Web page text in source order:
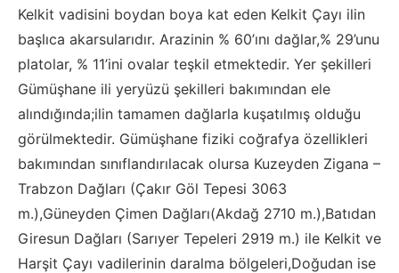
Kelkit vadisini boydan boya kat eden Kelkit Çayı ilin
başlıca akarsularıdır. Arazinin % 60’ını dağlar,% 29’unu
platolar, % 11’ini ovalar teşkil etmektedir. Yer şekilleri
Gümüşhane ili yeryüzü şekilleri bakımından ele
alındığında;ilin tamamen dağlarla kuşatılmış olduğu
görülmektedir. Gümüşhane fiziki coğrafya özellikleri
bakımından sınıflandırılacak olursa Kuzeyden Zigana –
Trabzon Dağları (Çakır Göl Tepesi 3063
m.),Güneyden Çimen Dağları(Akdağ 2710 m.),Batıdan
Giresun Dağları (Sarıyer Tepeleri 2919 m.) ile Kelkit ve
Harşit Çayı vadilerinin daralma bölgeleri,Doğudan ise